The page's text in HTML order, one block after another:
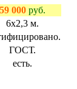
59 000 руб.
6х2,3 м.
ГОСТ.
есть.